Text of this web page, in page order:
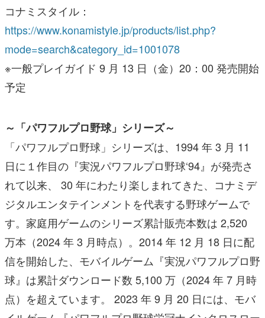
コナミスタイル：
https://www.konamistyle.jp/products/list.php?
mode=search&category_id=1001078
※一般プレイガイド 9 月 13 日（金）20：00 発売開始
予定
～「パワフルプロ野球」シリーズ～
「パワフルプロ野球」シリーズは、1994 年 3 月 11
日に１作目の『実況パワフルプロ野球‘94』が発売さ
れて以来、 30 年にわたり楽しまれてきた、コナミデ
ジタルエンタテインメントを代表する野球ゲームで
す。家庭用ゲームのシリーズ累計販売本数は 2,520
万本（2024 年 3 月時点）。2014 年 12 月 18 日に配
信を開始した、モバイルゲーム『実況パワフルプロ野
球』は累計ダウンロード数 5,100 万（2024 年 7 月時
点）を超えています。 2023 年 9 月 20 日には、モバ